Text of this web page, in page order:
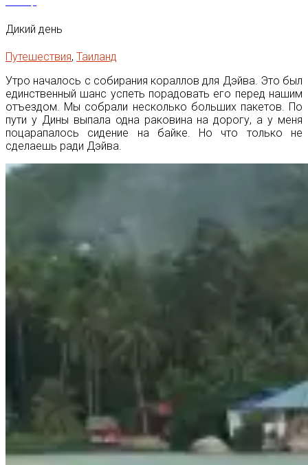
Дикий день
Путешествия, Таиланд
Утро началось с собирания кораллов для Дэйва. Это был
единственный шанс успеть порадовать его перед нашим
отъездом. Мы собрали несколько больших пакетов. По
пути у Дины выпала одна раковина на дорогу, а у меня
поцарапалось сидение на байке. Но что только не
сделаешь ради Дэйва.